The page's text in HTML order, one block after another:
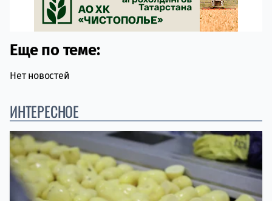
Еще по теме:
Нет новостей
ИНТЕРЕСНОЕ